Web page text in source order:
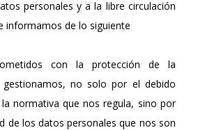
personales y a la libre circulación
informamos de lo siguiente
con la protección de la
no solo por el debido
normativa que nos regula, sino por
de los datos personales que nos son